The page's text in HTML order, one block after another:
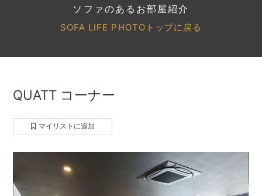
ソファのあるお部屋紹介
SOFA LIFE PHOTOトップに戻る
QUATT コーナー
マイリストに追加